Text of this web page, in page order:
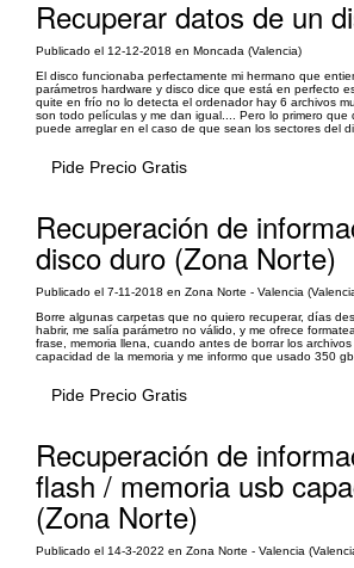
Recuperar datos de un
Publicado el 12-12-2018 en Moncada (Valencia)
El disco funcionaba perfectamente mi hermano que
parámetros hardware y disco dice que está en perfecto
quite en frío no lo detecta el ordenador hay 6 archivos
son todo películas y me dan igual.... Pero lo primero que
puede arreglar en el caso de que sean los sectores del
Pide Precio Gratis
Recuperación de
disco duro (Zona Norte)
Publicado el 7-11-2018 en Zona Norte - Valencia
Borre algunas carpetas que no quiero recuperar, días
habrir, me salía parámetro no válido, y me ofrece
frase, memoria llena, cuando antes de borrar los
capacidad de la memoria y me informo que usado 350
Pide Precio Gratis
Recuperación de
flash / memoria usb
(Zona Norte)
Publicado el 14-3-2022 en Zona Norte - Valencia